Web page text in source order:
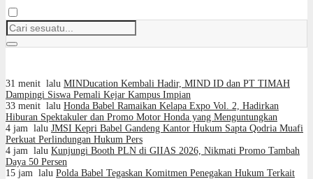
31 menit lalu MINDucation Kembali Hadir, MIND ID dan PT TIMAH
Dampingi Siswa Pemali Kejar Kampus Impian
33 menit lalu Honda Babel Ramaikan Kelapa Expo Vol. 2, Hadirkan
Hiburan Spektakuler dan Promo Motor Honda yang Menguntungkan
4 jam lalu JMSI Kepri Babel Gandeng Kantor Hukum Sapta Qodria Muafi
Perkuat Perlindungan Hukum Pers
4 jam lalu Kunjungi Booth PLN di GIIAS 2026, Nikmati Promo Tambah
Daya 50 Persen
15 jam lalu Polda Babel Tegaskan Komitmen Penegakan Hukum Terkait